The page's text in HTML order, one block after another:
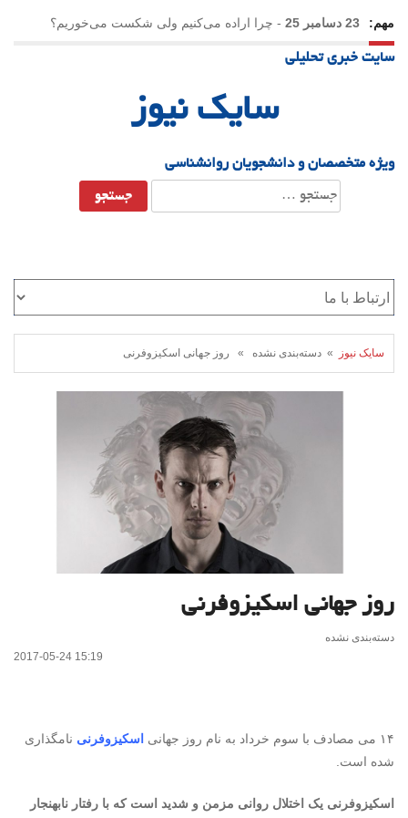
مهم: 23 دسامبر 25 - چرا اراده می‌کنیم ولی شکست می‌خوریم؟
21 دسامبر 25
سایت خبری تحلیلی
سایک نیوز
ویژه متخصصان و دانشجویان روانشناسی
جستجو
برای:
سایک نیوز » دسته‌بندی نشده » روز جهانی اسکیزوفرنی
روز جهانی اسکیزوفرنی
دسته‌بندی نشده
2017-05-24 15:19
۱۴ می مصادف با سوم خرداد به نام روز جهانی اسکیزوفرنی نامگذاری
شده است.
اسکیزوفرنی یک اختلال روانی مزمن و شدید است که با رفتار نابهنجار